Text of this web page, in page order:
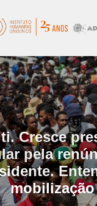
Cresce
pela
mobilização